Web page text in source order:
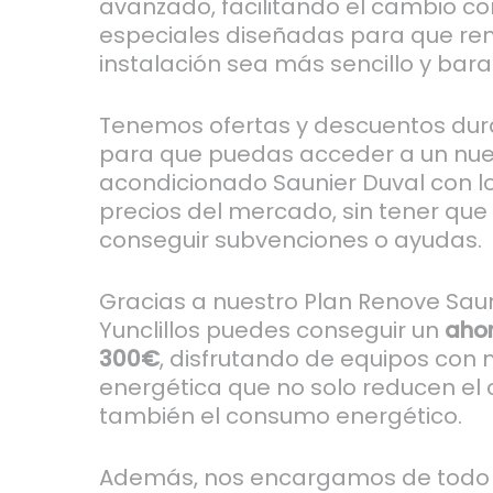
especiales diseñadas para que
instalación sea más sencillo y
Tenemos ofertas y descuentos
para que puedas acceder a un
acondicionado Saunier Duval con
precios del mercado, sin tener
conseguir subvenciones o ayudas.
Gracias a nuestro Plan Renove
Yunclillos puedes conseguir un
300€, disfrutando de equipos con
energética que no solo reducen el
también el consumo energético.
Además, nos encargamos de